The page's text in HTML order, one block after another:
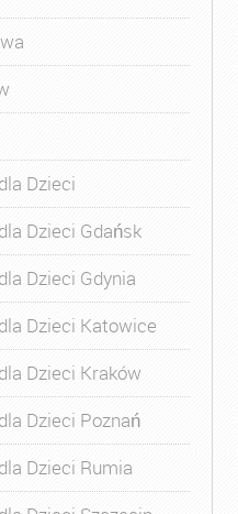
Dzieci
Dzieci Gdańsk
Dzieci Gdynia
Dzieci Katowice
Dzieci Kraków
Dzieci Poznań
Dzieci Rumia